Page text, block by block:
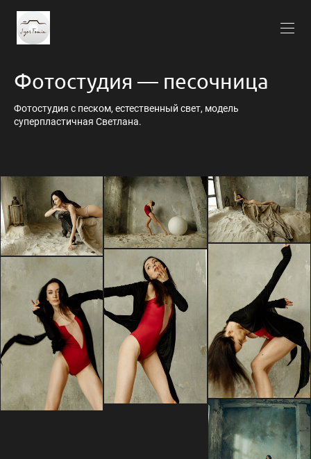
Фотостудия — песочница
Фотостудия с песком, естественный свет, модель
суперпластичная Светлана.